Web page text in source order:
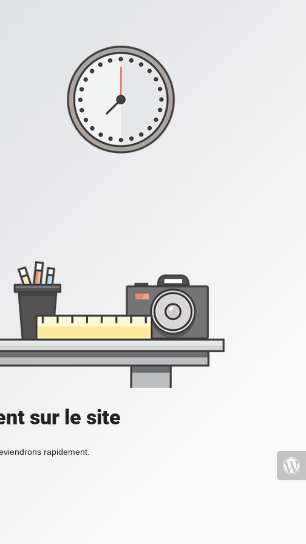
sur le site
rapidement.